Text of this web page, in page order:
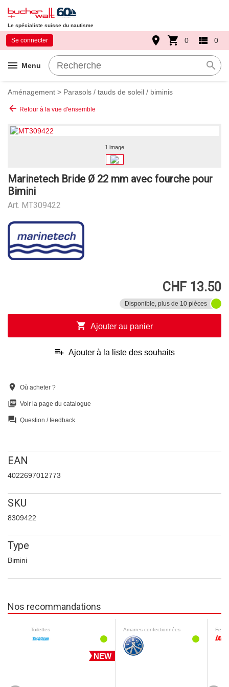
Le spécialiste suisse du nautisme
menu Menu search
Se connecter place shopping_cart 0 view_list 0
Aménagement > Parasols / tauds de soleil / biminis
arrow_back Retour à la vue d'ensemble
1 image
Marinetech Bride Ø 22 mm avec fourche pour
Bimini
Art. MT309422
CHF 13.50
Disponible, plus de 10 pièces
shopping_cart Ajouter au panier
playlist_add Ajouter à la liste des souhaits
location_on Où acheter ?
picture_as_pdf Voir la page du catalogue
question_answer Question / feedback
EAN
4022697012773
SKU
8309422
Type
Bimini
Nos recommandations
Toilettes
NEW
Amarres confectionnées Feux